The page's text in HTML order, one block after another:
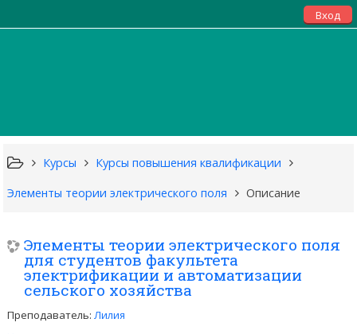
Вход
Курсы
Курсы повышения квалификации
Элементы теории электрического поля
Описание
Элементы теории электрического поля
для студентов факультета
электрификации и автоматизации
сельского хозяйства
Преподаватель:Лилия